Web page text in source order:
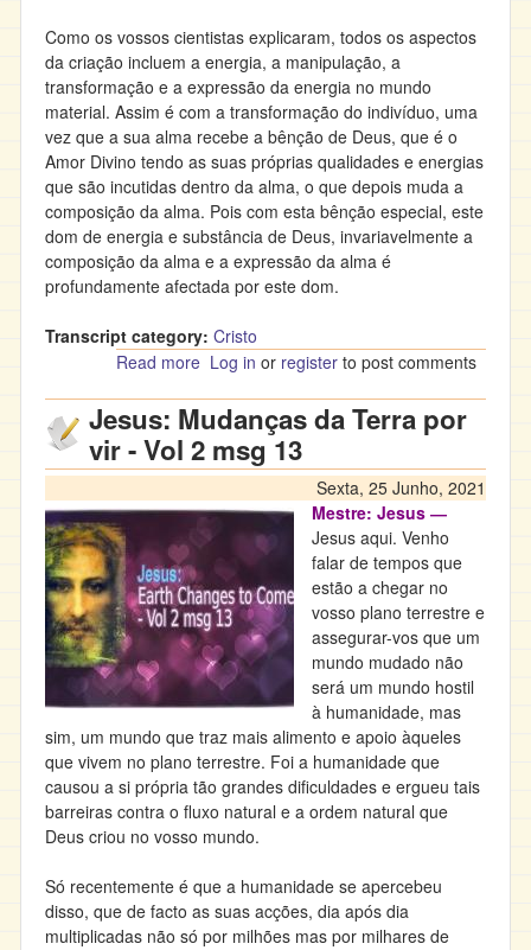
Como os vossos cientistas explicaram, todos os aspectos
da criação incluem a energia, a manipulação, a
transformação e a expressão da energia no mundo
material. Assim é com a transformação do indivíduo, uma
vez que a sua alma recebe a bênção de Deus, que é o
Amor Divino tendo as suas próprias qualidades e energias
que são incutidas dentro da alma, o que depois muda a
composição da alma. Pois com esta bênção especial, este
dom de energia e substância de Deus, invariavelmente a
composição da alma e a expressão da alma é
profundamente afectada por este dom.
Transcript category: Cristo
Read more about Jesus: Uma Alma Mudada com a
Vol 2 msg 14
Log in or register to post comments
Jesus: Mudanças da Terra por
vir - Vol 2 msg 13
Sexta, 25 Junho, 2021
Mestre: Jesus ―
Jesus aqui. Venho
falar de tempos que
estão a chegar no
vosso plano terrestre e
assegurar-vos que um
mundo mudado não
será um mundo hostil
à humanidade, mas
sim, um mundo que traz mais alimento e apoio àqueles
que vivem no plano terrestre. Foi a humanidade que
causou a si própria tão grandes dificuldades e ergueu tais
barreiras contra o fluxo natural e a ordem natural que
Deus criou no vosso mundo.
Só recentemente é que a humanidade se apercebeu
disso, que de facto as suas acções, dia após dia
multiplicadas não só por milhões mas por milhares de